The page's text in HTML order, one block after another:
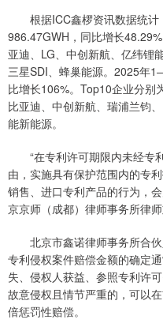
根据ICC鑫椤资讯数据统计
986.47GWH，同比增长
亚迪、LG、中创新航、亿纬锂
三星SDI、蜂巢能源。2025年
比增长106%。Top10企业分别
比亚迪、中创新航、瑞浦兰钧
能新能源。
“在专利许可期限内未经专
由，实施具有保护范围内的专
销售、进口专利产品的行为，
京京师（成都）律师事务所律师
北京市鑫诺律师事务所合伙
专利侵权案件赔偿金额的确定
失、侵权人获益、参照专利许
故意侵权且情节严重的，可以
倍惩罚性赔偿。